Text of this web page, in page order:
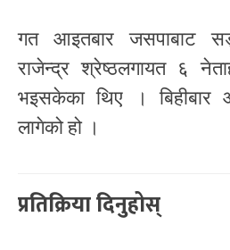
गत आइतबार जसपाबाट
राजेन्द्र श्रेष्ठलगायत ६
भइसकेका थिए । बिहीबार
लागेको हो ।
प्रतिक्रिया दिनुहोस्